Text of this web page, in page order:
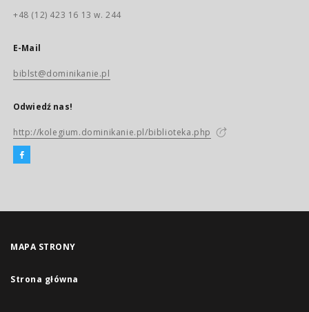
+48 (12) 423 16 13 w. 244
E-Mail
biblst@dominikanie.pl
Odwiedź nas!
http://kolegium.dominikanie.pl/biblioteka.php
MAPA STRONY
Strona główna